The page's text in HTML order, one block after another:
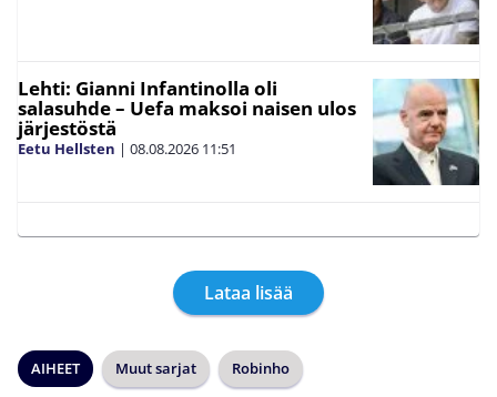
Lehti: Gianni Infantinolla oli
salasuhde – Uefa maksoi naisen ulos
järjestöstä
Eetu Hellsten | 08.08.2026 11:51
Lataa lisää
AIHEET Muut sarjat Robinho